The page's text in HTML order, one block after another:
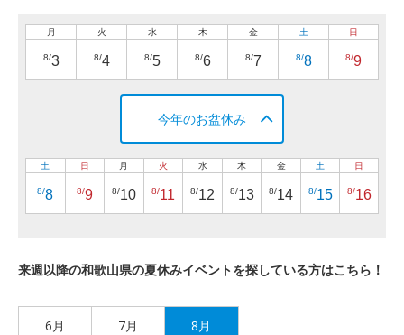
月
8/3
火
8/4
水
8/5
木
8/6
金
8/7
土
8/8
日
8/9
今年のお盆休み
土
8/8
日
8/9
月
8/10
火
8/11
水
8/12
木
8/13
金
8/14
土
8/15
日
8/16
来週以降の和歌山県の夏休みイベントを探している方はこちら！
6月 7月 8月